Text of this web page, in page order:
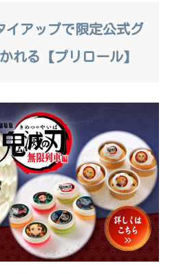
イアップで限定公式グ
れる【プリロール】